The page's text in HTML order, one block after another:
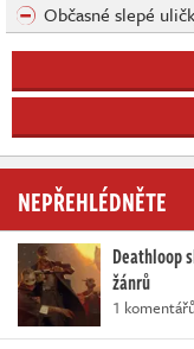
Občasné slepé
NEPŘEHLÉDNĚTE
Deathloop
žánrů
1